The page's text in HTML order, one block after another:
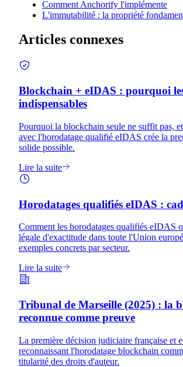
Comment Anchorify l'implémente
L'immutabilité : la propriété
Articles connexes
Blockchain + eIDAS : pourquoi
indispensables
Pourquoi la blockchain seule ne suffit pas,
avec l'horodatage qualifié eIDAS crée la
solide possible.
Lire la suite
Horodatages qualifiés eIDAS :
Comment les horodatages qualifiés eIDAS
légale d'exactitude dans toute l'Union
exemples concrets par secteur.
Lire la suite
Tribunal de Marseille (2025) : la
reconnue comme preuve
La première décision judiciaire française et
reconnaissant l'horodatage blockchain
titularité des droits d'auteur.